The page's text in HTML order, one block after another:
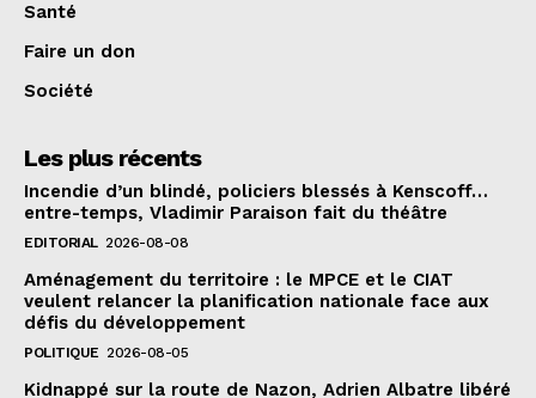
Santé
Faire un don
Société
Les plus récents
Incendie d’un blindé, policiers blessés à Kenscoff…
entre-temps, Vladimir Paraison fait du théâtre
EDITORIAL 2026-08-08
Aménagement du territoire : le MPCE et le CIAT
veulent relancer la planification nationale face aux
défis du développement
POLITIQUE 2026-08-05
Kidnappé sur la route de Nazon, Adrien Albatre libéré